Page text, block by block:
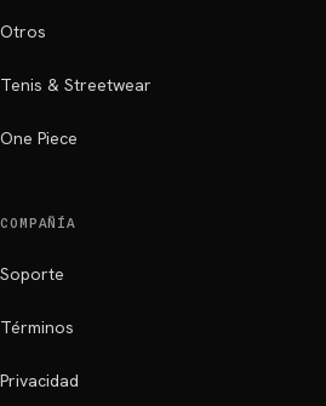
Otros
Tenis & Streetwear
One Piece
COMPAÑÍA
Soporte
Términos
Privacidad